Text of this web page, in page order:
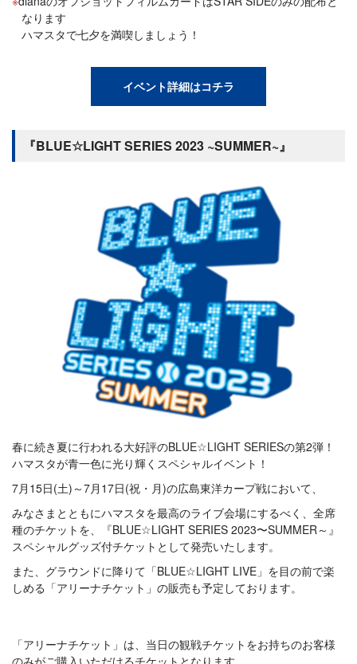
なります
ハマスタで七夕を満喫しましょう！
イベント詳細はコチラ
『BLUE☆LIGHT SERIES 2023 ~SUMMER~』
春に続き夏に行われる大好評のBLUE☆LIGHT SERIESの第2弾！
ハマスタが青一色に光り輝くスペシャルイベント！
7月15日(土)～7月17日(祝・月)の広島東洋カープ戦において、
みなさまとともにハマスタを最高のライブ会場にするべく、全席
種のチケットを、『BLUE☆LIGHT SERIES 2023〜SUMMER～』
スペシャルグッズ付チケットとして発売いたします。
また、グラウンドに降りて「BLUE☆LIGHT LIVE」を目の前で楽
しめる「アリーナチケット」の販売も予定しております。
「アリーナチケット」は、当日の観戦チケットをお持ちのお客様
のみがご購入いただけるチケットとなります。